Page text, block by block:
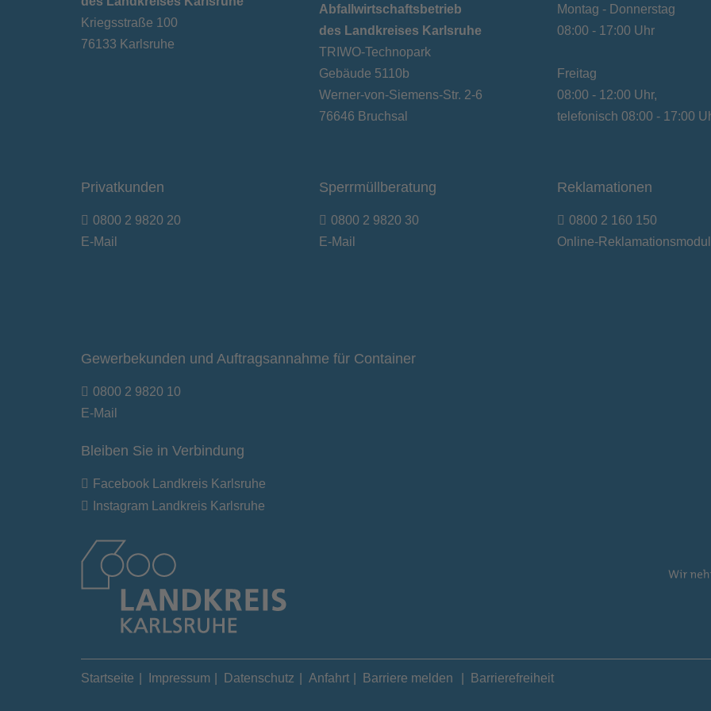
Kriegsstraße 100
76133 Karlsruhe
Abfallwirtschaftsbetrieb
des Landkreises Karlsruhe
TRIWO-Technopark
Gebäude 5110b
Werner-von-Siemens-Str. 2-6
76646 Bruchsal
Montag - Donnerstag
08:00 - 17:00 Uhr
Freitag
08:00 - 12:00 Uhr,
telefonisch 08:00 - 17:00
Privatkunden
0800 2 9820 20
E-Mail
Sperrmüllberatung
0800 2 9820 30
E-Mail
Reklamationen
0800 2 160 150
Online-Reklamationsmodul
Gewerbekunden und Auftragsannahme für Container
0800 2 9820 10
E-Mail
Bleiben Sie in Verbindung
Facebook Landkreis Karlsruhe
Instagram Landkreis Karlsruhe
Startseite Impressum Datenschutz Anfahrt Barriere melden Barrierefreiheit